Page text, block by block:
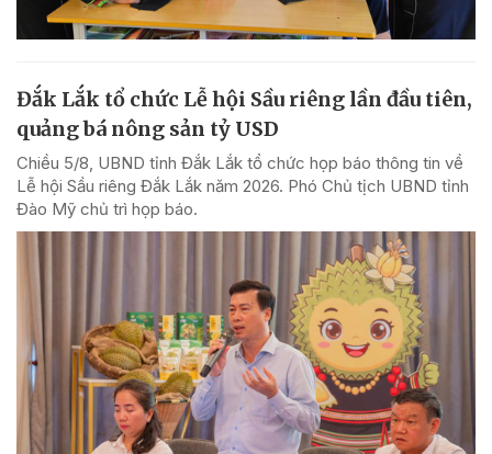
Đắk Lắk tổ chức Lễ hội Sầu riêng lần đầu tiên,
quảng bá nông sản tỷ USD
Chiều 5/8, UBND tỉnh Đắk Lắk tổ chức họp báo thông tin về
Lễ hội Sầu riêng Đắk Lắk năm 2026. Phó Chủ tịch UBND tỉnh
Đào Mỹ chủ trì họp báo.